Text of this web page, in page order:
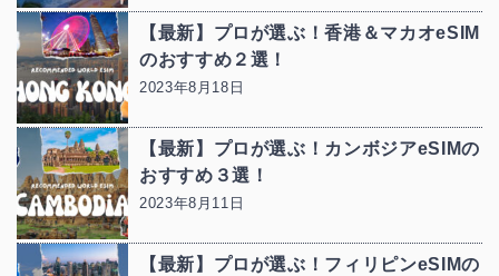
【最新】プロが選ぶ！香港＆マカオeSIM
のおすすめ２選！
2023年8月18日
【最新】プロが選ぶ！カンボジアeSIMの
おすすめ３選！
2023年8月11日
【最新】プロが選ぶ！フィリピンeSIMの